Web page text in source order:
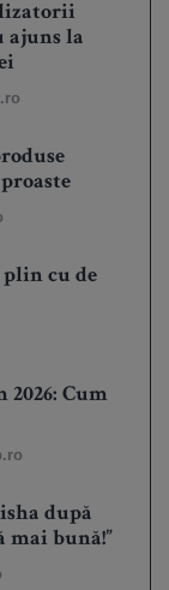
ajuns la
plin cu de
2026: Cum
după
mai bună!”